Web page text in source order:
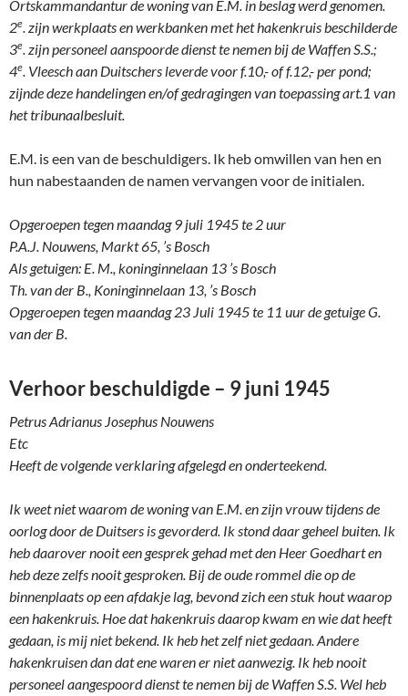
Ortskammandantur de woning van E.M. in beslag werd genomen.
2e. zijn werkplaats en werkbanken met het hakenkruis beschilderde
3e. zijn personeel aanspoorde dienst te nemen bij de Waffen S.S.;
4e. Vleesch aan Duitschers leverde voor f.10,- of f.12,- per pond;
zijnde deze handelingen en/of gedragingen van toepassing art.1 van
het tribunaalbesluit.
E.M. is een van de beschuldigers. Ik heb omwillen van hen en
hun nabestaanden de namen vervangen voor de initialen.
Opgeroepen tegen maandag 9 juli 1945 te 2 uur
P.A.J. Nouwens, Markt 65, ’s Bosch
Als getuigen: E. M., koninginnelaan 13 ’s Bosch
Th. van der B., Koninginnelaan 13, ’s Bosch
Opgeroepen tegen maandag 23 Juli 1945 te 11 uur de getuige G.
van der B.
Verhoor beschuldigde – 9 juni 1945
Petrus Adrianus Josephus Nouwens
Etc
Heeft de volgende verklaring afgelegd en onderteekend.
Ik weet niet waarom de woning van E.M. en zijn vrouw tijdens de
oorlog door de Duitsers is gevorderd. Ik stond daar geheel buiten. Ik
heb daarover nooit een gesprek gehad met den Heer Goedhart en
heb deze zelfs nooit gesproken. Bij de oude rommel die op de
binnenplaats op een afdakje lag, bevond zich een stuk hout waarop
een hakenkruis. Hoe dat hakenkruis daarop kwam en wie dat heeft
gedaan, is mij niet bekend. Ik heb het zelf niet gedaan. Andere
hakenkruisen dan dat ene waren er niet aanwezig. Ik heb nooit
personeel aangespoord dienst te nemen bij de Waffen S.S. Wel heb